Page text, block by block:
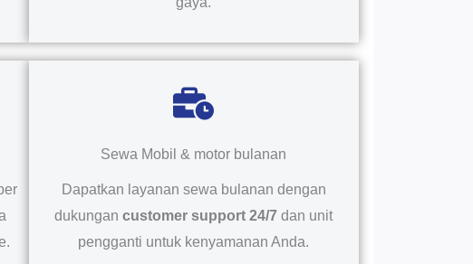
Sewa Mobil & motor bulanan
Dapatkan layanan sewa bulanan dengan
dukungancustomer support 24/7 dan unit
pengganti untuk kenyamanan Anda.